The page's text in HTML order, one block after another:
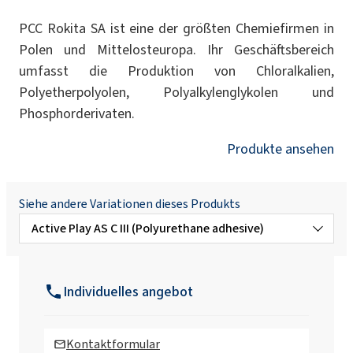
PCC Rokita SA ist eine der größten Chemiefirmen in
Polen und Mittelosteuropa. Ihr Geschäftsbereich
umfasst die Produktion von Chloralkalien,
Polyetherpolyolen, Polyalkylenglykolen und
Phosphorderivaten.
Produkte ansehen
Siehe andere Variationen dieses Produkts
Active Play AS C III (Polyurethane adhesive)
Individuelles angebot
Kontaktformular